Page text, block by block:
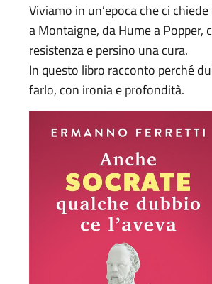
Viviamo in un’epoca che ci
a Montaigne, da Hume a
resistenza e persino una cura.
In questo libro racconto perché
farlo, con ironia e profondità.